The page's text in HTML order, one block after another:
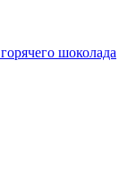
шоколада